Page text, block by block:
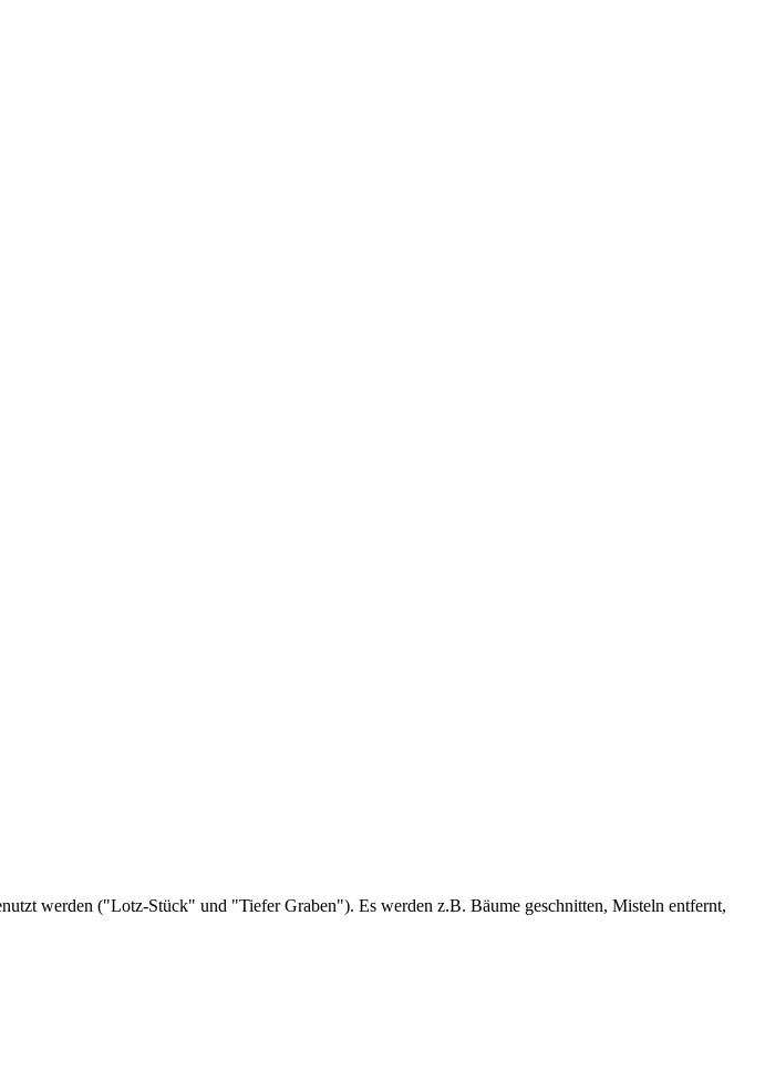
werden ("Lotz-Stück" und "Tiefer Graben"). Es werden z.B. Bäume geschnitten, Misteln entfernt,